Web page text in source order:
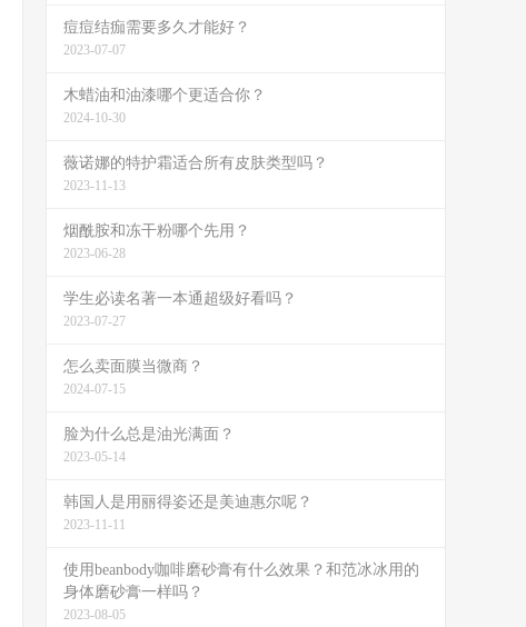
痘痘结痂需要多久才能好？
2023-07-07
木蜡油和油漆哪个更适合你？
2024-10-30
薇诺娜的特护霜适合所有皮肤类型吗？
2023-11-13
烟酰胺和冻干粉哪个先用？
2023-06-28
学生必读名著一本通超级好看吗？
2023-07-27
怎么卖面膜当微商？
2024-07-15
脸为什么总是油光满面？
2023-05-14
韩国人是用丽得姿还是美迪惠尔呢？
2023-11-11
使用beanbody咖啡磨砂膏有什么效果？和范冰冰用的
身体磨砂膏一样吗？
2023-08-05